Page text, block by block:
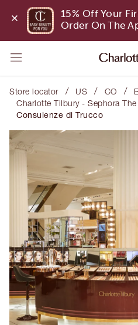
15% Off Your
Order On The
Store locator / US / CO /
Charlotte Tilbury - Sephora
Consulenze di Trucco